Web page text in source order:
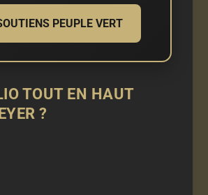
PEUPLE VERT
TOUT EN HAUT
?